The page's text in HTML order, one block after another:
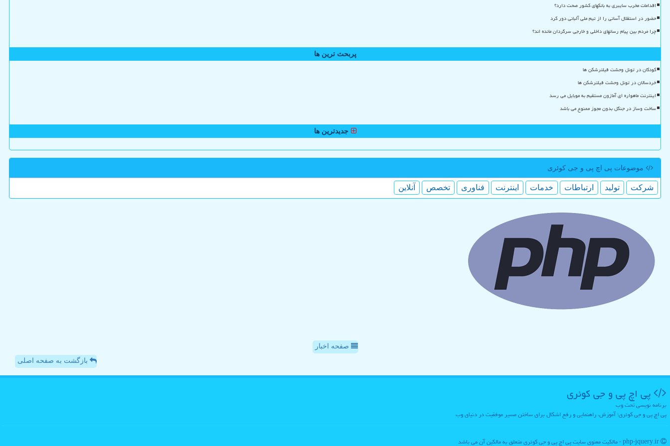
اقدامات مخرب سایبری به بانکهای کشور صحت دارد؟
حضور در استقلال آسانی را از تیم ملی آلبانی دور کرد
چرا مردم بین پیام رسانهای داخلی و خارجی سرگردان مانده اند؟
پربحث ترین ها
کودکان در تونل وحشت فیلترشکن ها
خردسالان در تونل وحشت فیلترشکن ها
اینترنت ماهواره ای آمازون مستقیم به موبایل می رسد
ساخت وساز در جنگل بدون مجوز ممنوع می باشد
جدیدترین ها
موضوعات پی اچ پی و جی كوئری
شركت تولید ارتباطات خدمات اینترنت فناوری تخصص آنلاین
صفحه اخبار
بازگشت به صفحه اصلی
پی اچ پی و جی كوئری
برنامه نویسی تحت وب
پی اچ پی و جی کوئری؛ آموزش، راهنمایی و رفع اشکال برای ساختن مسیر موفقیت در دنیای وب